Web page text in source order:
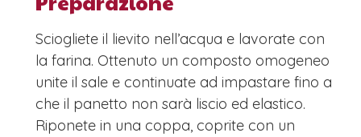
Sciogliete il lievito nell’acqua e lavorate con
la farina. Ottenuto un composto omogeneo
unite il sale e continuate ad impastare fino a
che il panetto non sarà liscio ed elastico.
Riponete in una coppa, coprite con un